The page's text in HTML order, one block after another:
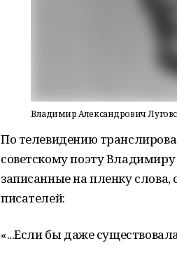
Владимир Александрович
По телевидению
советскому поэту
записанные на пленку слова,
писателей:
«...Если бы даже